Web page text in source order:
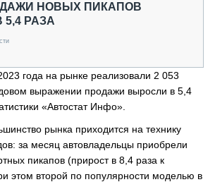
НОВЫХ ПИКАПОВ
РАЗА
года на рынке реализовали 2 053
выражении продажи выросли в 5,4
«Автостат Инфо».
рынка приходится на технику
за месяц автовладельцы приобрели
пикапов (прирост в 8,4 раза к
этом второй по популярности моделью в